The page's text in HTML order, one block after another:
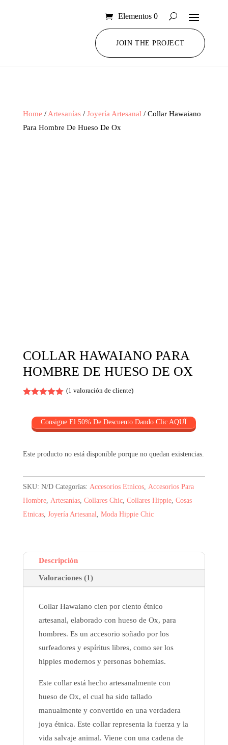
Elementos 0
JOIN THE PROJECT
Home / Artesanías/ Joyería Artesanal / Collar Hawaiano
Para Hombre De Hueso De Ox
COLLAR HAWAIANO PARA
HOMBRE DE HUESO DE OX
de 5 en
base a
valoración
(1 valoración de cliente)
Consigue El 50% De Descuento Dando Clic AQUÏ
Este producto no está disponible porque no quedan existencias.
SKU: N/D Categorías: Accesorios Etnicos, Accesorios Para
Hombre, Artesanías, Collares Chic, Collares Hippie, Cosas
Etnicas, Joyería Artesanal Moda Hippie Chic
Descripción
Valoraciones (1)
Collar Hawaiano cien por ciento étnico
artesanal, elaborado con hueso de Ox, para
hombres. Es un accesorio soñado por los
surfeadores y espíritus libres, como ser los
hippies modernos y personas bohemias.
Este collar está hecho artesanalmente con
hueso de Ox, el cual ha sido tallado
manualmente y convertido en una verdadera
joya étnica. Este collar representa la fuerza y la
vida salvaje animal. Viene con una cadena de